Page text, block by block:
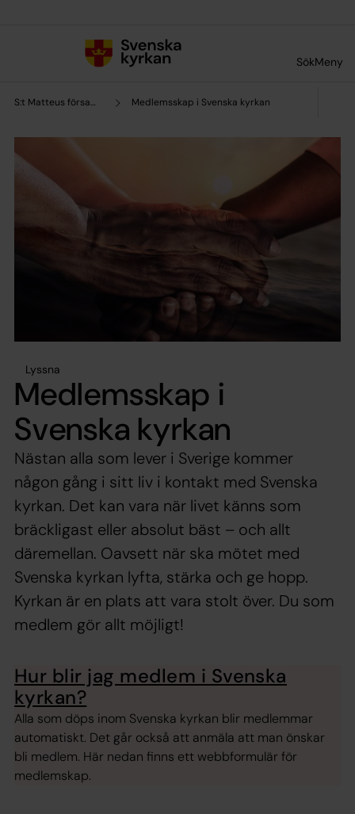
SökMeny
S:t Matteus församling Medlemsskap i Svenska kyrkan
Lyssna
Medlemsskap i
Svenska kyrkan
Nästan alla som lever i Sverige kommer
någon gång i sitt liv i kontakt med Svenska
kyrkan. Det kan vara när livet känns som
bräckligast eller absolut bäst – och allt
däremellan. Oavsett när ska mötet med
Svenska kyrkan lyfta, stärka och ge hopp.
Kyrkan är en plats att vara stolt över. Du som
medlem gör allt möjligt!
Hur blir jag medlem i Svenska
kyrkan?
Alla som döps inom Svenska kyrkan blir medlemmar
automatiskt. Det går också att anmäla att man önskar
bli medlem. Här nedan finns ett webbformulär för
medlemskap.